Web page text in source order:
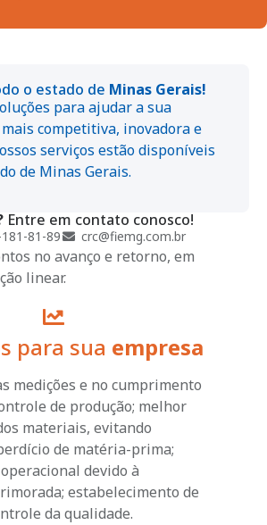
no avanço e retorno, em
linear.
para sua empresa
medições e no cumprimento
de produção; melhor
materiais, evitando
de matéria-prima;
devido à
estabelecimento de
da qualidade.
o estado de Minas Gerais!
para ajudar a sua
competitiva, inovadora e
serviços estão disponíveis
de Minas Gerais.
Entre em contato conosco!
81-89 crc@fiemg.com.br